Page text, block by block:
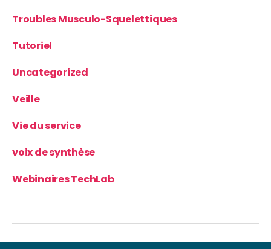
Troubles Musculo-Squelettiques
Tutoriel
Uncategorized
Veille
Vie du service
voix de synthèse
Webinaires TechLab